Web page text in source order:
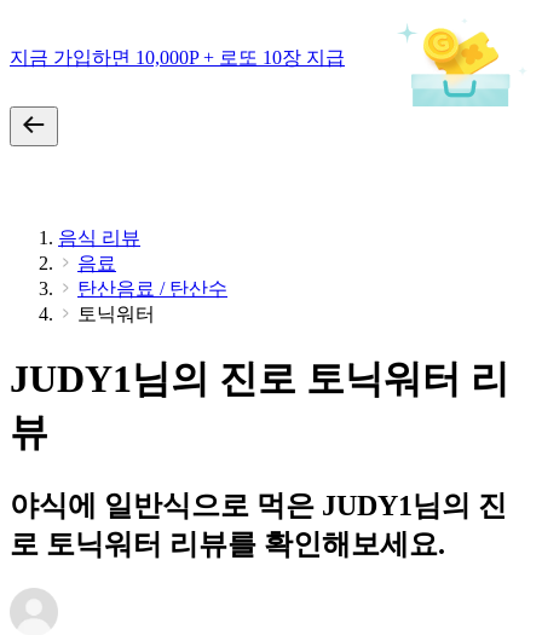
지금 가입하면 10,000P + 로또 10장 지급
음식 리뷰
음료
탄산음료 / 탄산수
토닉워터
JUDY1님의 진로 토닉워터 리
뷰
야식에 일반식으로 먹은 JUDY1님의 진
로 토닉워터 리뷰를 확인해보세요.